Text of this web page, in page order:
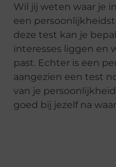
Wil jij weten waar je
een
deze test kan je
interesses liggen en
past. Echter is een
aangezien een test
van je
goed bij jezelf na